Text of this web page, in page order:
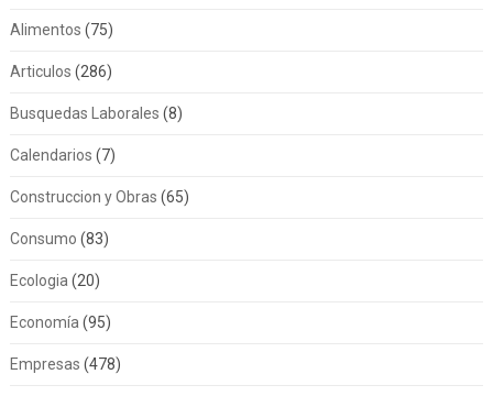
Alimentos (75)
Articulos (286)
Busquedas Laborales (8)
Calendarios (7)
Construccion y Obras (65)
Consumo (83)
Ecologia(20)
Economía(95)
Empresas (478)